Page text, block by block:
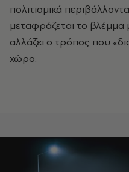
πολιτισμικά
μεταφράζεται το
αλλάζει ο τρόπος που
χώρο.